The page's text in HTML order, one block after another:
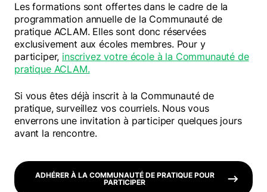
Les formations sont offertes dans le cadre de la
programmation annuelle de la Communauté de
pratique ACLAM. Elles sont donc réservées
exclusivement aux écoles membres. Pour y
participer, inscrivez votre école à la Communauté de
pratique ACLAM.
Si vous êtes déjà inscrit à la Communauté de
pratique, surveillez vos courriels. Nous vous
enverrons une invitation à participer quelques jours
avant la rencontre.
ADHÉRER À LA COMMUNAUTÉ DE PRATIQUE POUR
PARTICIPER